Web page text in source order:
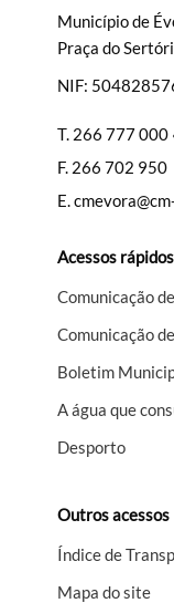
Município de
Praça do
NIF:
T. 266 777 000
F. 266 702 950
E.
Acessos rápidos
Comunicação
Comunicação
Boletim
A água que
Desporto
Outros acessos
Índice de
Mapa do site